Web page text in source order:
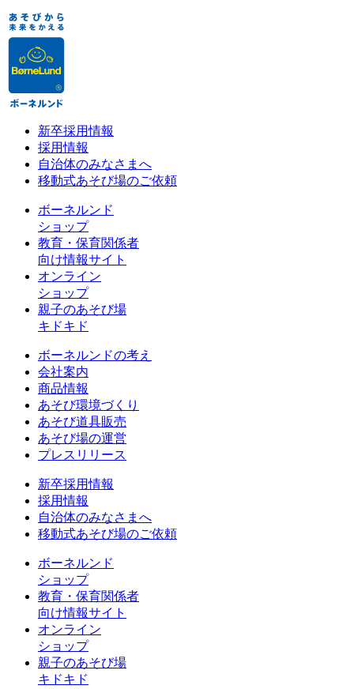
新卒採用情報
採用情報
自治体のみなさまへ
移動式あそび場のご依頼
ボーネルンド
ショップ
教育・保育関係者
向け情報サイト
オンライン
ショップ
親子のあそび場
キドキド
ボーネルンドの考え
会社案内
商品情報
あそび環境づくり
あそび道具販売
あそび場の運営
プレスリリース
新卒採用情報
採用情報
自治体のみなさまへ
移動式あそび場のご依頼
ボーネルンド
ショップ
教育・保育関係者
向け情報サイト
オンライン
ショップ
親子のあそび場
キドキド